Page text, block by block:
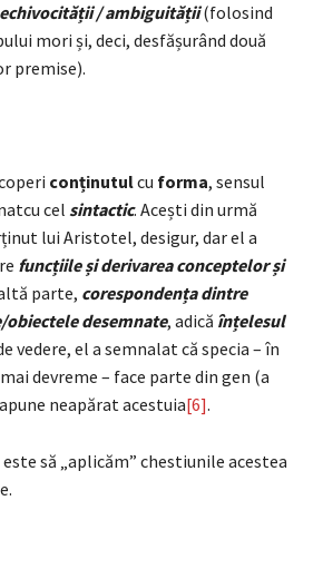
echivocității / ambiguității(folosind
mori și, deci, desfășurând două
premise).
conținutulcu forma, sensul
celsintactic. Acești din urmă
lui Aristotel, desigur, dar el a
funcțiile și derivarea conceptelor și
parte, corespondența dintre
desemnate, adică înțelesul
vedere, el a semnalat că specia – în
devreme – face parte din gen (a
neapărat acestuia[6].
să „aplicăm” chestiunile acestea